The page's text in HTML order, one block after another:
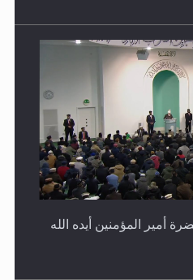
أمير المؤمنين أيده الله